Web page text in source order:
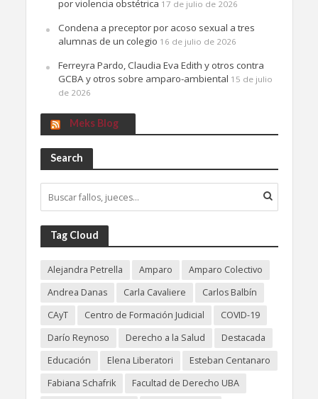
por violencia obstétrica 17 de julio de 2026
Condena a preceptor por acoso sexual a tres
alumnas de un colegio 16 de julio de 2026
Ferreyra Pardo, Claudia Eva Edith y otros contra
GCBA y otros sobre amparo-ambiental 15 de julio
de 2026
Meks Blog
Search
Tag Cloud
Alejandra Petrella Amparo
Amparo Colectivo
Andrea Danas
Carla Cavaliere
Carlos Balbín
CAyT
Centro de Formación Judicial
COVID-19
Darío Reynoso
Derecho a la Salud
Destacada
Educación
Elena Liberatori
Esteban Centanaro
Fabiana Schafrik
Facultad de Derecho UBA